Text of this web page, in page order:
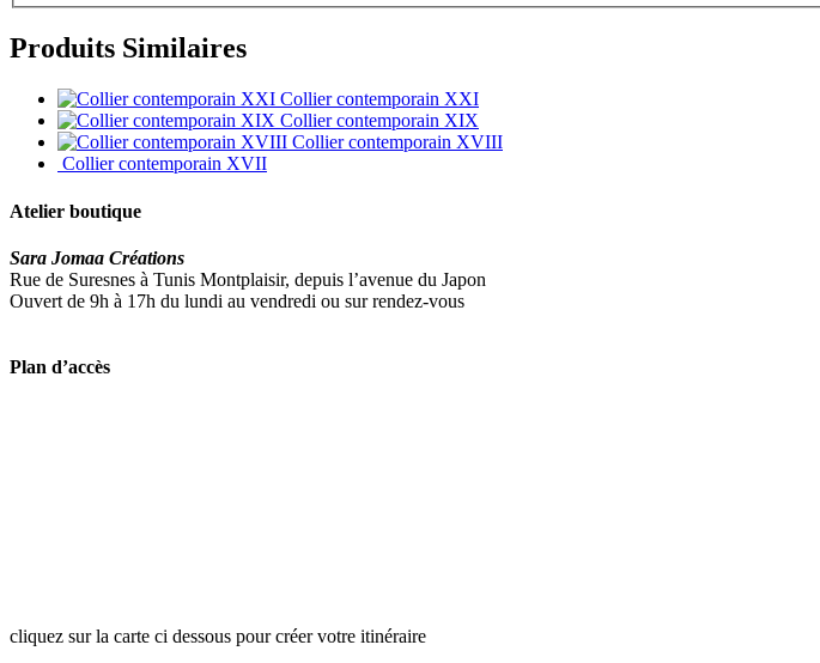
Produits Similaires
Collier contemporain XXI
Collier contemporain XIX
Collier contemporain XVIII
Collier contemporain XVII
Atelier boutique
Sara Jomaa Créations
Rue de Suresnes à Tunis Montplaisir, depuis l’avenue du Japon
Ouvert de 9h à 17h du lundi au vendredi ou sur rendez-vous
Plan d’accès
cliquez sur la carte ci dessous pour créer votre itinéraire